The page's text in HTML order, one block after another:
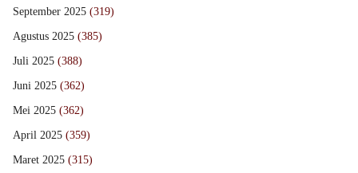
September 2025 (319)
Agustus 2025 (385)
Juli 2025 (388)
Juni 2025 (362)
Mei 2025 (362)
April 2025 (359)
Maret 2025 (315)